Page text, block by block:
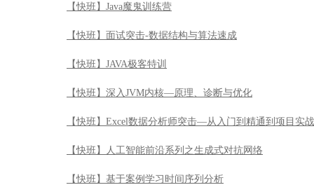
【快班】Java魔鬼训练营
【快班】面试突击-数据结构与算法速成
【快班】JAVA极客特训
【快班】深入JVM内核—原理、诊断与优化
【快班】Excel数据分析师突击—从入门到精通到项目实战
【快班】人工智能前沿系列之生成式对抗网络
【快班】基于案例学习时间序列分析